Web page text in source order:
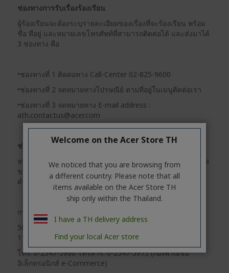
ช่องทางการรับเรื่องร้องเรียน
ผู้ร้องเรียนจะต้องระบุรายละเอียดของเรื่องที่จะร้องเรียน พร้อม
ชื่อ ที่อยู่ และหมายเลขโทรศัพท์ที่สามารถติดต่อได้ และส่งมาได้
3 ช่องทาง คือ
•ช่องทางที่ 1 ติดต่อทาง Call-Center 02-825-9600
•ช่องทางที่ 2 จดหมายทางไปรษณีย์ ตามที่อยู่ในเมนูติดต่อเรา
•ช่องทางที่ 3 จดหมายทาง E-mail address :
ath.contactus@acer.com
ช่องทางการระงับข้อพิพาทโดยกลไกภายนอก
หากกระบวนการแก้ไขข้อพิพาทโดยผู้ประกอบการไม่เป็นที่พอใจ
ของลูกค้า ลูกค้าสามารถใช้ช่องทางภายนอกที่ลูกค้าสามารถ
ดำเนินการระงับข้อพิพาทได้ โดยติดต่อมายัง
กรมพัฒนาธุรกิจการค้า
563 ถนนนนทบุรี ตำบลบางกระสอ อำเภอเมือง จังหวัดนนทบุรี
11000
โทร. 0-2547-5960 โทรสาร. 0-2547-5973 (กองพาณิชย์
อิเล็กทรอนิกส์ e-Commerce)
Welcome on the Acer Store TH
We noticed that you are browsing from
a different country. Please note that all
items available on the Acer Store TH
ship only within the Thailand.
I have a TH delivery address
Find your local Acer store